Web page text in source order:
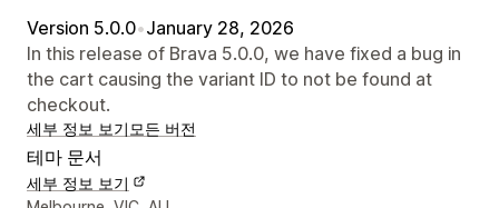
Version 5.0.0•January 28, 2026
In this release of Brava 5.0.0, we have fixed a bug in
the cart causing the variant ID to not be found at
checkout.
세부 정보 보기모든 버전
테마 문서
세부 정보 보기